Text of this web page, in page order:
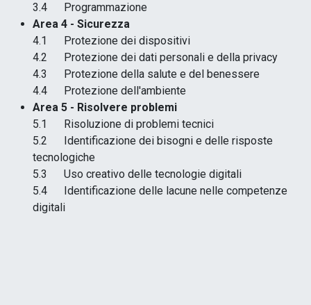
3.4 Programmazione
Area 4 - Sicurezza
4.1 Protezione dei dispositivi
4.2 Protezione dei dati personali e della privacy
4.3 Protezione della salute e del benessere
4.4 Protezione dell'ambiente
Area 5 - Risolvere problemi
5.1 Risoluzione di problemi tecnici
5.2 Identificazione dei bisogni e delle risposte
tecnologiche
5.3 Uso creativo delle tecnologie digitali
5.4 Identificazione delle lacune nelle competenze
digitali